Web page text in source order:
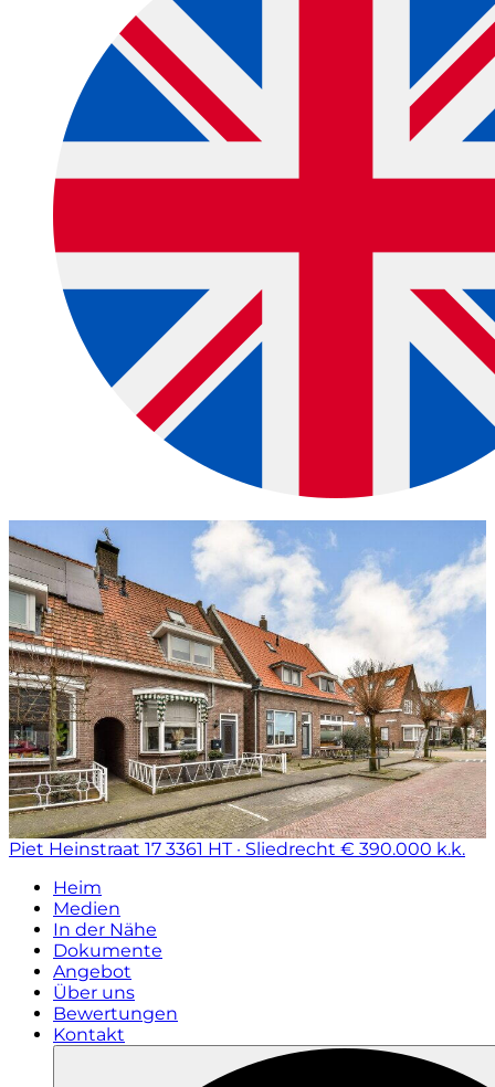
Piet Heinstraat 17 3361 HT · Sliedrecht € 390.000 k.k.
Heim
Medien
In der Nähe
Dokumente
Angebot
Über uns
Bewertungen
Kontakt